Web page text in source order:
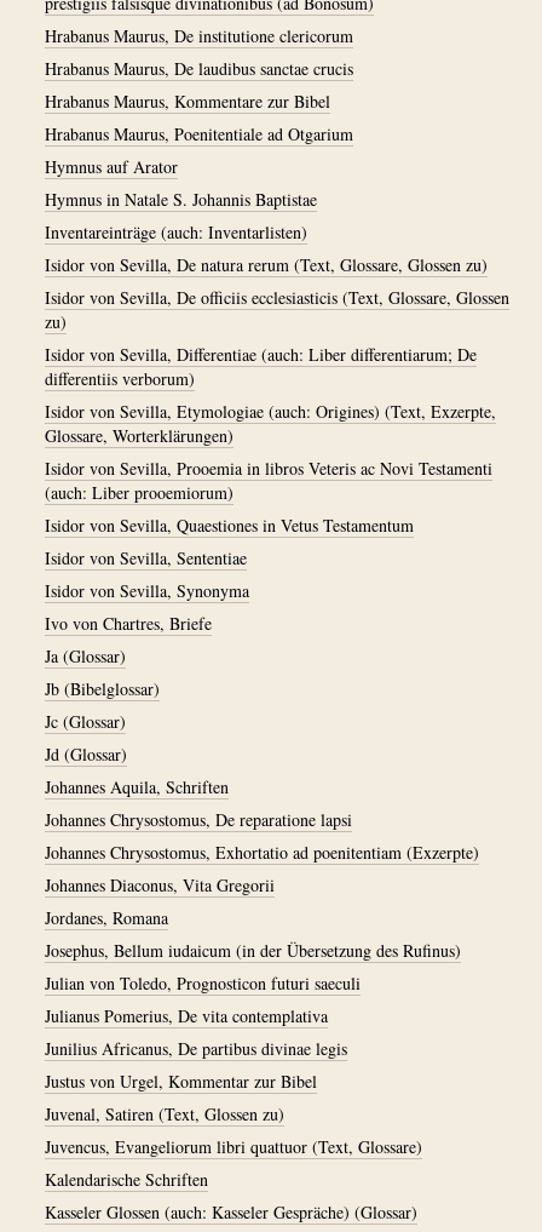
Hrabanus Maurus, De institutione clericorum
Hrabanus Maurus, De laudibus sanctae crucis
Hrabanus Maurus, Kommentare zur Bibel
Hrabanus Maurus, Poenitentiale ad Otgarium
Hymnus auf Arator
Hymnus in Natale S. Johannis Baptistae
Inventareinträge (auch: Inventarlisten)
Isidor von Sevilla, De natura rerum (Text, Glossare, Glossen zu)
Isidor von Sevilla, De officiis ecclesiasticis (Text, Glossare, Glossen
zu)
Isidor von Sevilla, Differentiae (auch: Liber differentiarum; De
differentiis verborum)
Isidor von Sevilla, Etymologiae (auch: Origines) (Text, Exzerpte,
Glossare, Worterklärungen)
Isidor von Sevilla, Prooemia in libros Veteris ac Novi Testamenti
(auch: Liber prooemiorum)
Isidor von Sevilla, Quaestiones in Vetus Testamentum
Isidor von Sevilla, Sententiae
Isidor von Sevilla, Synonyma
Ivo von Chartres, Briefe
Ja (Glossar)
Jb (Bibelglossar)
Jc (Glossar)
Jd (Glossar)
Johannes Aquila, Schriften
Johannes Chrysostomus, De reparatione lapsi
Johannes Chrysostomus, Exhortatio ad poenitentiam (Exzerpte)
Johannes Diaconus, Vita Gregorii
Jordanes, Romana
Josephus, Bellum iudaicum (in der Übersetzung des Rufinus)
Julian von Toledo, Prognosticon futuri saeculi
Julianus Pomerius, De vita contemplativa
Junilius Africanus, De partibus divinae legis
Justus von Urgel, Kommentar zur Bibel
Juvenal, Satiren (Text, Glossen zu)
Juvencus, Evangeliorum libri quattuor (Text, Glossare)
Kalendarische Schriften
Kasseler Glossen (auch: Kasseler Gespräche) (Glossar)